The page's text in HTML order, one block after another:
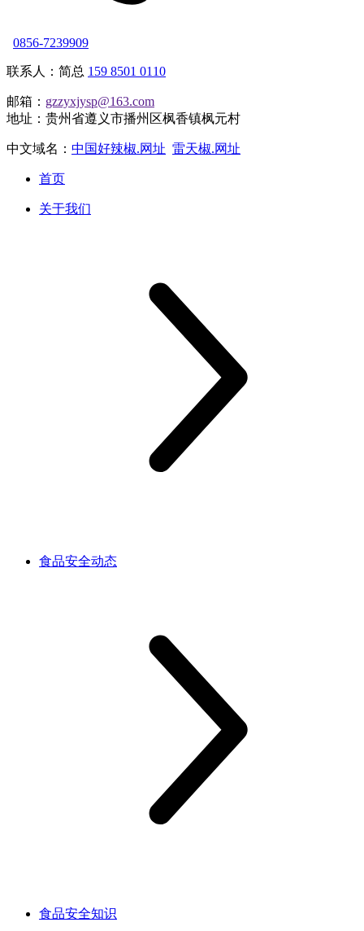
0856-7239909
联系人：简总 159 8501 0110
邮箱： gzzyxjysp@163.com
地址：贵州省遵义市播州区枫香镇枫元村
中文域名： 中国好辣椒.网址 雷天椒.网址
首页
关于我们
食品安全动态
食品安全知识